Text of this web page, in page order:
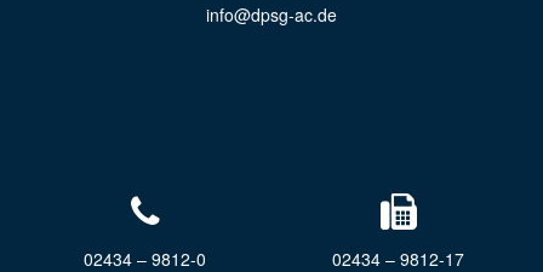
info@dpsg-ac.de
02434 – 9812-0 02434 – 9812-17